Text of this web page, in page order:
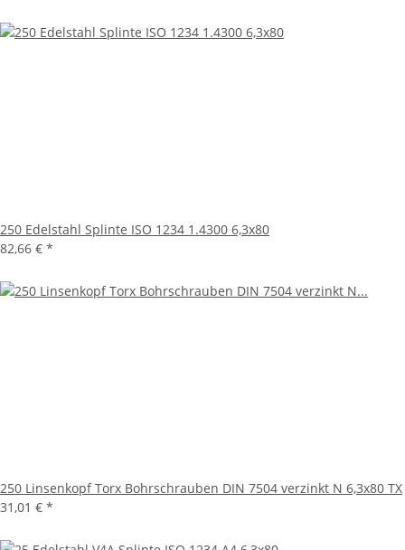
250 Edelstahl Splinte ISO 1234 1.4300 6,3x80
82,66 € *
250 Linsenkopf Torx Bohrschrauben DIN 7504 verzinkt N 6,3x80 TX
31,01 € *